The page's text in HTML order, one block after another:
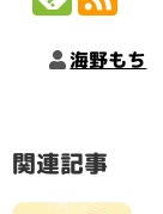
海野もち
関連記事